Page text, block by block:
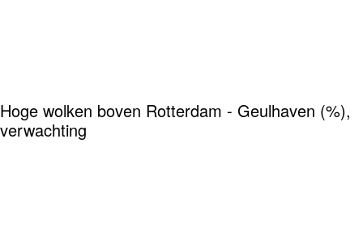
Hoge wolken boven Rotterdam - Geulhaven (%),
verwachting